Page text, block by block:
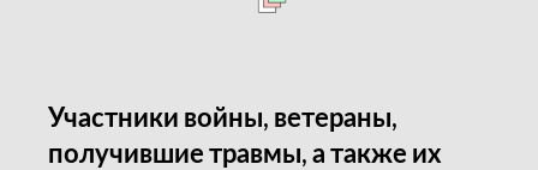
Участники войны, ветераны,
получившие травмы, а также их